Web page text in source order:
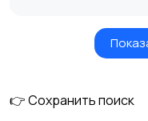
👉 Сохранить поиск